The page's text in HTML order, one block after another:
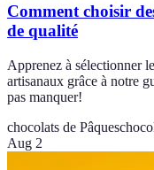
Comment choisir
de qualité
Apprenez à sélectionner
artisanaux grâce à notre
pas manquer!
chocolats de Pâques
Aug 2